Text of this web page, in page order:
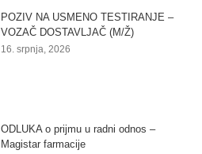
POZIV NA USMENO TESTIRANJE –
VOZAČ DOSTAVLJAČ (M/Ž)
16. srpnja, 2026
ODLUKA o prijmu u radni odnos –
Magistar farmacije